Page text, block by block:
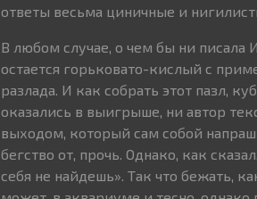
ответы весьма циничные и
В любом случае, о чем бы ни писала
остается горьковато-кислый с
разлада. И как собрать этот пазл,
оказались в выигрыше, ни автор
выходом, который сам собой
бегство от, прочь. Однако, как
себя не найдешь». Так что бежать,